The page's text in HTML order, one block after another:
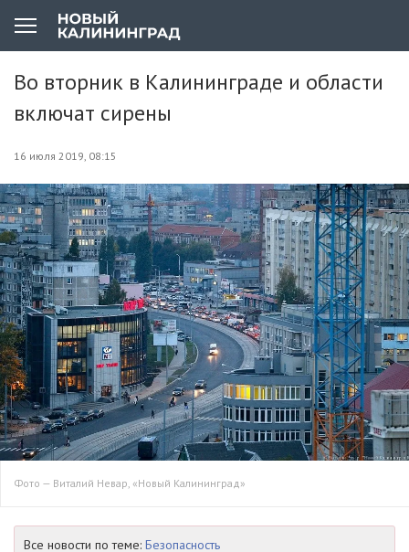
Во вторник в Калининграде и области
включат сирены
16 июля 2019, 08:15
Фото — Виталий Невар, «Новый Калининград»
Все новости по теме: Безопасность